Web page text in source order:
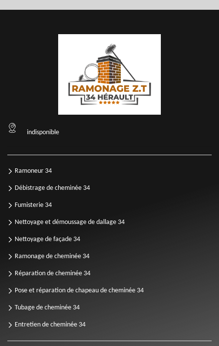
indisponible
Ramoneur 34
Débistrage de cheminée 34
Fumisterie 34
Nettoyage et démoussage de dallage 34
Nettoyage de façade 34
Ramonage de cheminée 34
Réparation de cheminée 34
Pose et réparation de chapeau de cheminée 34
Tubage de cheminée 34
Entretien de cheminée 34